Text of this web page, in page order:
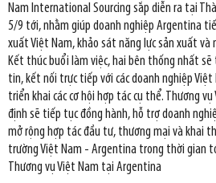
Nam International Sourcing sắp diễn ra tại
5/9 tới, nhằm giúp doanh nghiệp Argentina
xuất Việt Nam, khảo sát năng lực sản xuất và
Kết thúc buổi làm việc, hai bên thống nhất
tin, kết nối trực tiếp với các doanh nghiệp
triển khai các cơ hội hợp tác cụ thể. Thương
định sẽ tiếp tục đồng hành, hỗ trợ doanh
mở rộng hợp tác đầu tư, thương mại và khai
trường Việt Nam - Argentina trong thời gian
Thương vụ Việt Nam tại Argentina